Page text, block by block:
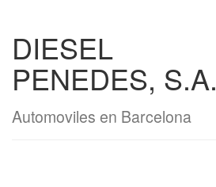
DIESEL
PENEDES, S.A.
Automoviles en Barcelona